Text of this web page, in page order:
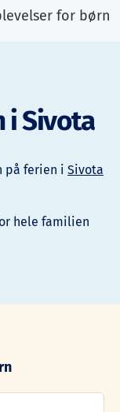
for børn
i Sivota
på ferien i Sivota
hele familien